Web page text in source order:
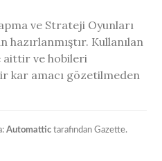
ve Strateji Oyunları
Kullanılan
aittir ve hobileri
kar amacı gözetilmeden
Automattic tarafından Gazette.